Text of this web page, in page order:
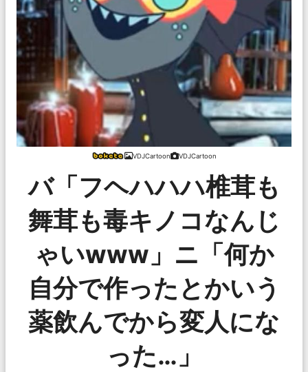
VDJCartoon VDJCartoon
バ「フヘハハハ椎茸も
舞茸も毒キノコなんじ
ゃいwww」ニ「何か
自分で作ったとかいう
薬飲んでから変人にな
った…」